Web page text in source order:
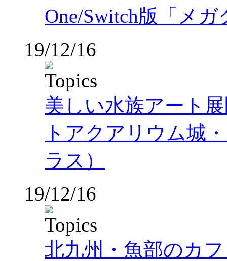
One/Switch版「メ
19/12/16
美しい水族アート
トアクアリウム城
ラス）
19/12/16
北九州・魚部のカ